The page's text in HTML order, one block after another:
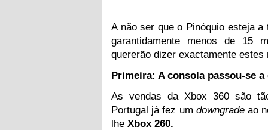
A não ser que o Pinóquio esteja
garantidamente menos de 15
quererão dizer exactamente
Primeira: A consola passou-se
As vendas da Xbox 360 são
Portugal já fez um downgradeao
lhe Xbox 260.